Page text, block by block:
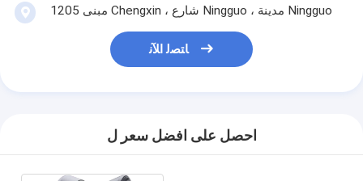
1205 مبنى Chengxin ، شارع Ningguo ، مدينة Ningguo
ﺎﺘﺼﻟ ﺍﻶﻧ
احصل على افضل سعر ل